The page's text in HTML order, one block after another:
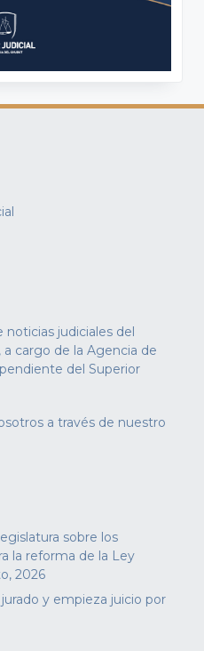
noticias judiciales del
cargo de la Agencia de
del Superior
a través de nuestro
sobre los
la reforma de la Ley
2026
y empieza juicio por